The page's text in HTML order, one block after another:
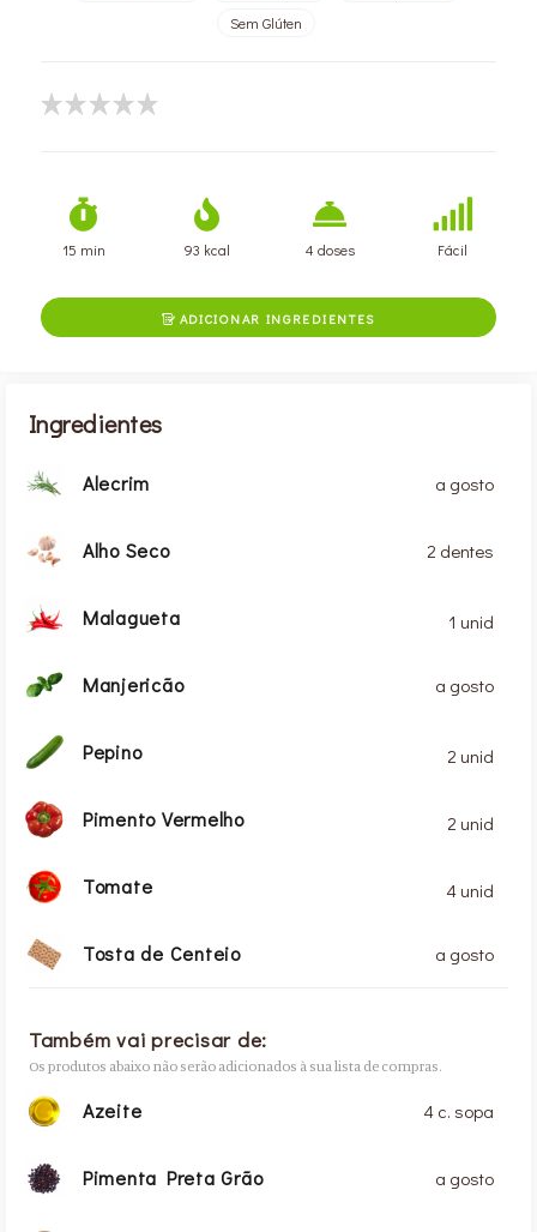
Sem Glúten
15 min 93 kcal 4 doses Fácil
ADICIONAR INGREDIENTES
Ingredientes
Alecrim a gosto
Alho Seco 2 dentes
Malagueta 1 unid
Manjericão a gosto
Pepino 2 unid
Pimento Vermelho 2 unid
Tomate 4 unid
Tosta de Centeio a gosto
Também vai precisar de:
Os produtos abaixo não serão adicionados à sua lista de compras.
Azeite 4 c. sopa
Pimenta Preta Grão a gosto